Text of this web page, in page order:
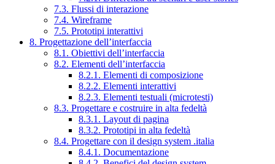
7.3. Flussi di interazione
7.4. Wireframe
7.5. Prototipi interattivi
8. Progettazione dell’interfaccia
8.1. Obiettivi dell’interfaccia
8.2. Elementi dell’interfaccia
8.2.1. Elementi di composizione
8.2.2. Elementi interattivi
8.2.3. Elementi testuali (microtesti)
8.3. Progettare e costruire in alta fedeltà
8.3.1. Layout di pagina
8.3.2. Prototipi in alta fedeltà
8.4. Progettare con il design system .italia
8.4.1. Documentazione